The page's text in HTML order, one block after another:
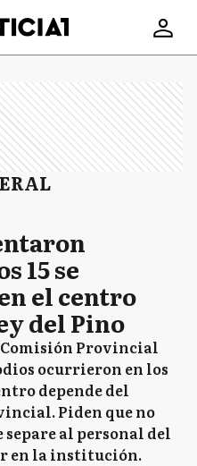
15 se
el centro
del Pino
Provincial
ocurrieron en los
depende del
Piden que no
separe al personal del
en la institución.